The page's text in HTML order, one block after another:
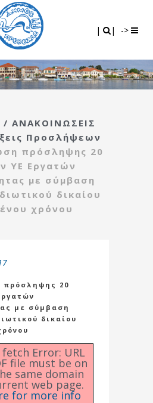
| | ->
/ ΑΝΑΚΟΙΝΩΣΕΙΣ
Προσλήψεων
πρόσληψης 20
ΥΕ Εργατών
με σύμβαση
δικαίου
χρόνου
πρόσληψης 20
με σύμβαση
δικαίου
Error: URL
file must be on
same domain
web page.
for more info